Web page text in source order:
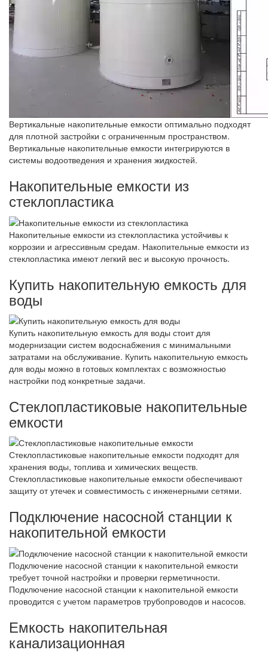
Вертикальные накопительные емкости оптимально подходят
для плотной застройки с ограниченным пространством.
Вертикальные накопительные емкости интегрируются в
системы водоотведения и хранения жидкостей.
Накопительные емкости из
стеклопластика
Накопительные емкости из стеклопластика устойчивы к
коррозии и агрессивным средам. Накопительные емкости из
стеклопластика имеют легкий вес и высокую прочность.
Купить накопительную емкость для
воды
Купить накопительную емкость для воды стоит для
модернизации систем водоснабжения с минимальными
затратами на обслуживание. Купить накопительную емкость
для воды можно в готовых комплектах с возможностью
настройки под конкретные задачи.
Стеклопластиковые накопительные
емкости
Стеклопластиковые накопительные емкости подходят для
хранения воды, топлива и химических веществ.
Стеклопластиковые накопительные емкости обеспечивают
защиту от утечек и совместимость с инженерными сетями.
Подключение насосной станции к
накопительной емкости
Подключение насосной станции к накопительной емкости
требует точной настройки и проверки герметичности.
Подключение насосной станции к накопительной емкости
проводится с учетом параметров трубопроводов и насосов.
Емкость накопительная
канализационная